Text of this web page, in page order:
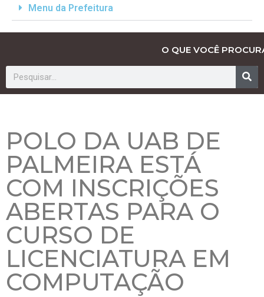
Menu da Prefeitura
O QUE VOCÊ
POLO DA UAB DE
PALMEIRA ESTÁ
COM INSCRIÇÕES
ABERTAS PARA O
CURSO DE
LICENCIATURA EM
COMPUTAÇÃO